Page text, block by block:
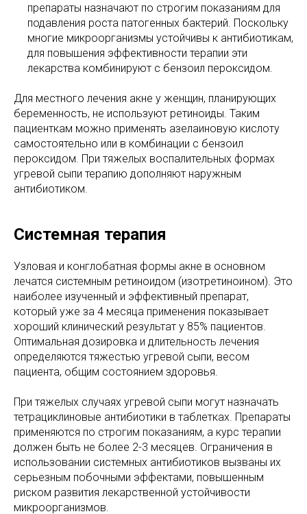
препараты назначают по строгим показаниям для
подавления роста патогенных бактерий. Поскольку
многие микроорганизмы устойчивы к антибиотикам,
для повышения эффективности терапии эти
лекарства комбинируют с бензоил пероксидом.
Для местного лечения акне у женщин, планирующих
беременность, не используют ретиноиды. Таким
пациенткам можно применять азелаиновую кислоту
самостоятельно или в комбинации с бензоил
пероксидом. При тяжелых воспалительных формах
угревой сыпи терапию дополняют наружным
антибиотиком.
Системная терапия
Узловая и конглобатная формы акне в основном
лечатся системным ретиноидом (изотретиноином). Это
наиболее изученный и эффективный препарат,
который уже за 4 месяца применения показывает
хороший клинический результат у 85% пациентов.
Оптимальная дозировка и длительность лечения
определяются тяжестью угревой сыпи, весом
пациента, общим состоянием здоровья.
При тяжелых случаях угревой сыпи могут назначать
тетрациклиновые антибиотики в таблетках. Препараты
применяются по строгим показаниям, а курс терапии
должен быть не более 2-3 месяцев. Ограничения в
использовании системных антибиотиков вызваны их
серьезным побочными эффектами, повышенным
риском развития лекарственной устойчивости
микроорганизмов.